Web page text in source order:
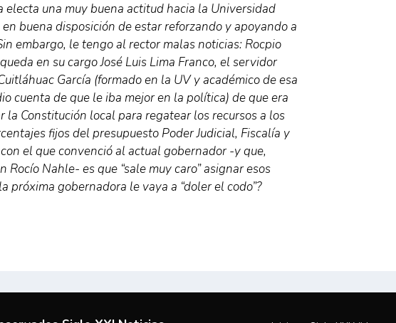
electa una muy buena actitud hacia la Universidad
buena disposición de estar reforzando y apoyando a
embargo, le tengo al rector malas noticias: Rocpio
en su cargo José Luis Lima Franco, el servidor
García (formado en la UV y académico de esa
cuenta de que le iba mejor en la política) de que era
la Constitución local para regatear los recursos a los
fijos del presupuesto Poder Judicial, Fiscalía y
el que convenció al actual gobernador -y que,
Rocío Nahle- es que “sale muy caro” asignar esos
próxima gobernadora le vaya a “doler el codo”?